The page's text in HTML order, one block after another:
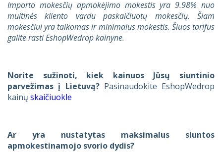
Importo mokesčių apmokėjimo mokestis yra 9.98% nuo
muitinės kliento vardu paskaičiuotų mokesčių. Šiam
mokesčiui yra taikomas ir minimalus mokestis. Šiuos tarifus
galite rasti EshopWedrop kainyne.
Norite sužinoti, kiek kainuos Jūsų siuntinio
parvežimas į Lietuvą?Pasinaudokite EshopWedrop
kainų skaičiuokle
Ar yra nustatytas maksimalus siuntos
apmokestinamojo svorio dydis?